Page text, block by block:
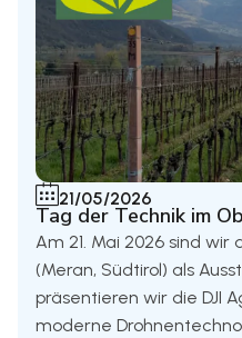
21/05/2026
Tag der Technik im
Am 21. Mai 2026 sind
(Meran, Südtirol) als
präsentieren wir die DJI
moderne